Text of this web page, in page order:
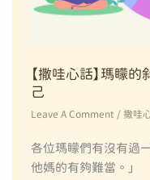
間
02
情
緒
空
間
【撒哇心話】瑪矇
己
Leave A Comment /撒哇
各位瑪矇們有沒有過
他媽的有夠難當。」